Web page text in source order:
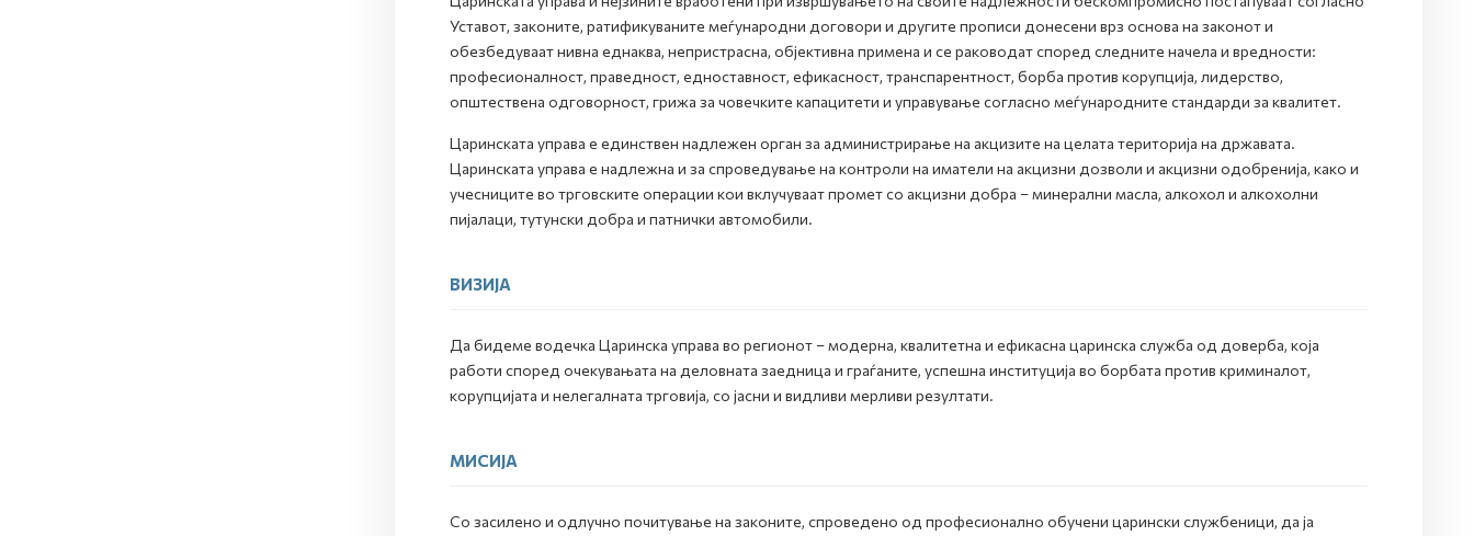
Уставот, законите, ратификуваните меѓународни договори и другите прописи донесени врз основа на законот и
обезбедуваат нивна еднаква, непристрасна, објективна примена и се раководат според следните начела и вредности:
професионалност, праведност, едноставност, ефикасност, транспарентност, борба против корупција, лидерство,
општествена одговорност, грижа за човечките капацитети и управување согласно меѓународните стандарди за квалитет.
Царинската управа е единствен надлежен орган за администрирање на акцизите на целата територија на државата.
Царинската управа е надлежна и за спроведување на контроли на иматели на акцизни дозволи и акцизни одобренија, како и
учесниците во трговските операции кои вклучуваат промет со акцизни добра – минерални масла, алкохол и алкохолни
пијалаци, тутунски добра и патнички автомобили.
ВИЗИЈА
Да бидеме водечка Царинска управа во регионот – модерна, квалитетна и ефикасна царинска служба од доверба, која
работи според очекувањата на деловната заедница и граѓаните, успешна институција во борбата против криминалот,
корупцијата и нелегалната трговија, со јасни и видливи мерливи резултати.
МИСИЈА
Со засилено и одлучно почитување на законите, спроведено од професионално обучени царински службеници, да ја